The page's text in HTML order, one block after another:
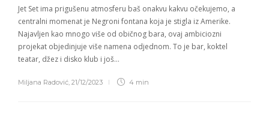
Jet Set ima prigušenu atmosferu baš onakvu kakvu očekujemo, a
centralni momenat je Negroni fontana koja je stigla iz Amerike.
Najavljen kao mnogo više od običnog bara, ovaj ambiciozni
projekat objedinjuje više namena odjednom. To je bar, koktel
teatar, džez i disko klub i još…
Miljana Radović 21/12/2023 4 min